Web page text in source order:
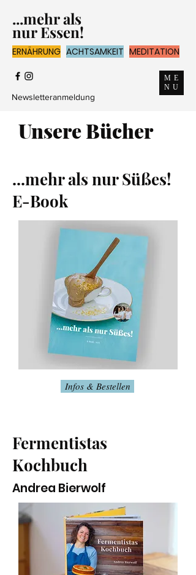
...mehr als
nur Essen!
ERNÄHRUNG ACHTSAMKEIT MEDITATION
Newsletteranmeldung
ME
NU
Unsere Bücher
...mehr als nur Süßes!
E-Book
Infos & Bestellen
Fermentistas
Kochbuch
Andrea Bierwolf